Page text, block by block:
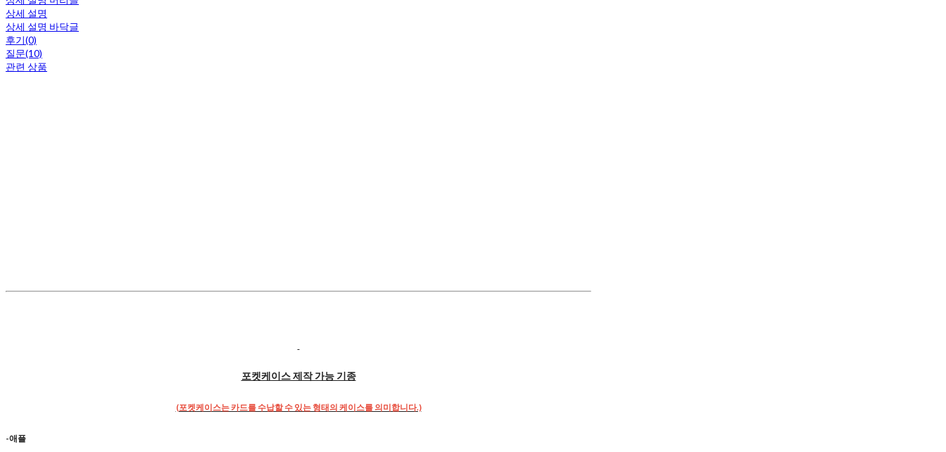
상세 설명
상세 설명 바닥글
후기(0)
질문(10)
관련 상품
포켓케이스 제작 가능 기종
(포켓케이스는 카드를 수납할 수 있는 형태의 케이스를 의미합니다.)
-애플